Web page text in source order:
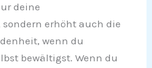
deine
erhöht auch die
wenn du
bewältigst. Wenn du